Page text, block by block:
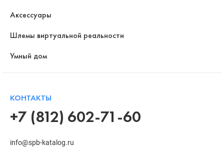
Аксессуары
Шлемы виртуальной реальности
Умный дом
КОНТАКТЫ
+7 (812) 602-71-60
info@spb-katalog.ru